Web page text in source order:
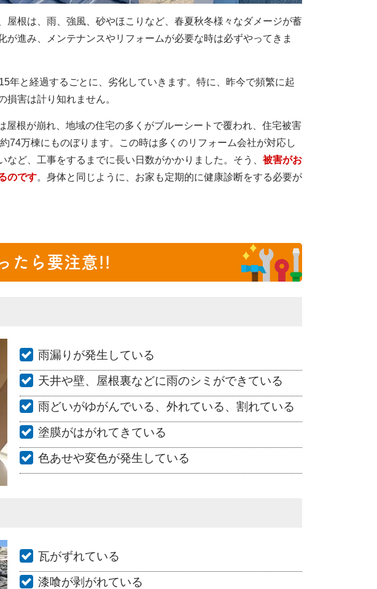
屋根は、雨、強風、砂やほこりなど、春夏秋冬様々なダメージが蓄
が進み、メンテナンスやリフォームが必要な時は必ずやってきま
年と経過するごとに、劣化していきます。特に、昨今で頻繁に起
損害は計り知れません。
屋根が崩れ、地域の住宅の多くがブルーシートで覆われ、住宅被害
74万棟にものぼります。この時は多くのリフォーム会社が対応し
ど、工事をするまでに長い日数がかかりました。そう、 被害がお
のです。身体と同じように、お家も定期的に健康診断をする必要が
たら要注意!!
雨漏りが発生している
天井や壁、屋根裏などに雨のシミができている
雨どいがゆがんでいる、外れている、割れている
塗膜がはがれてきている
色あせや変色が発生している
瓦がずれている
漆喰が剥がれている